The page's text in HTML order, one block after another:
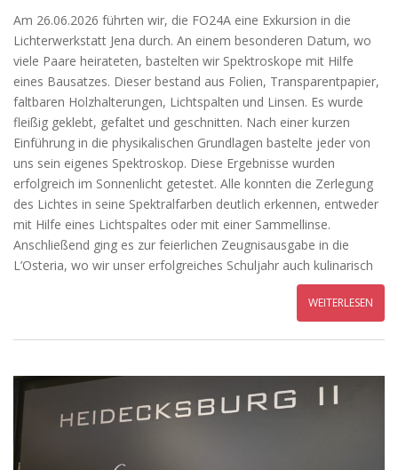
Am 26.06.2026 führten wir, die FO24A eine Exkursion in die
Lichterwerkstatt Jena durch. An einem besonderen Datum, wo
viele Paare heirateten, bastelten wir Spektroskope mit Hilfe
eines Bausatzes. Dieser bestand aus Folien, Transparentpapier,
faltbaren Holzhalterungen, Lichtspalten und Linsen. Es wurde
fleißig geklebt, gefaltet und geschnitten. Nach einer kurzen
Einführung in die physikalischen Grundlagen bastelte jeder von
uns sein eigenes Spektroskop. Diese Ergebnisse wurden
erfolgreich im Sonnenlicht getestet. Alle konnten die Zerlegung
des Lichtes in seine Spektralfarben deutlich erkennen, entweder
mit Hilfe eines Lichtspaltes oder mit einer Sammellinse.
Anschließend ging es zur feierlichen Zeugnisausgabe in die
L’Osteria, wo wir unser erfolgreiches Schuljahr auch kulinarisch
WEITERLESEN